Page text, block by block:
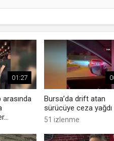
01:27
Bursa’da drift atan
sürücüye ceza yağdı
51 izlenme